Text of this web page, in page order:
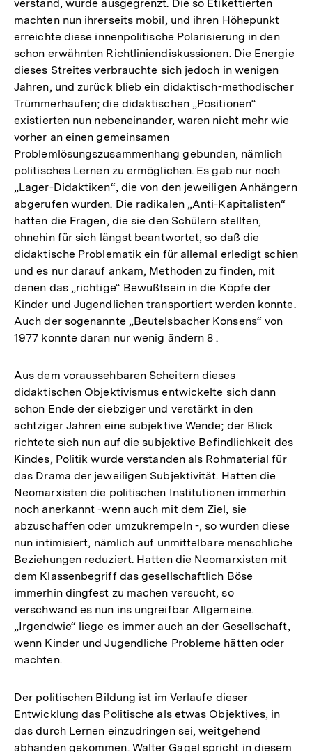
verstand, wurde ausgegrenzt. Die so Etikettierten
machten nun ihrerseits mobil, und ihren Höhepunkt
erreichte diese innenpolitische Polarisierung in den
schon erwähnten Richtliniendiskussionen. Die Energie
dieses Streites verbrauchte sich jedoch in wenigen
Jahren, und zurück blieb ein didaktisch-methodischer
Trümmerhaufen; die didaktischen „Positionen“
existierten nun nebeneinander, waren nicht mehr wie
vorher an einen gemeinsamen
Problemlösungszusammenhang gebunden, nämlich
politisches Lernen zu ermöglichen. Es gab nur noch
„Lager-Didaktiken“, die von den jeweiligen Anhängern
abgerufen wurden. Die radikalen „Anti-Kapitalisten“
hatten die Fragen, die sie den Schülern stellten,
ohnehin für sich längst beantwortet, so daß die
didaktische Problematik ein für allemal erledigt schien
und es nur darauf ankam, Methoden zu finden, mit
denen das „richtige“ Bewußtsein in die Köpfe der
Kinder und Jugendlichen transportiert werden konnte.
Auch der sogenannte „Beutelsbacher Konsens“ von
1977 konnte daran nur wenig ändern 8 .
Aus dem voraussehbaren Scheitern dieses
didaktischen Objektivismus entwickelte sich dann
schon Ende der siebziger und verstärkt in den
achtziger Jahren eine subjektive Wende; der Blick
richtete sich nun auf die subjektive Befindlichkeit des
Kindes, Politik wurde verstanden als Rohmaterial für
das Drama der jeweiligen Subjektivität. Hatten die
Neomarxisten die politischen Institutionen immerhin
noch anerkannt -wenn auch mit dem Ziel, sie
abzuschaffen oder umzukrempeln -, so wurden diese
nun intimisiert, nämlich auf unmittelbare menschliche
Beziehungen reduziert. Hatten die Neomarxisten mit
dem Klassenbegriff das gesellschaftlich Böse
immerhin dingfest zu machen versucht, so
verschwand es nun ins ungreifbar Allgemeine.
„Irgendwie“ liege es immer auch an der Gesellschaft,
wenn Kinder und Jugendliche Probleme hätten oder
machten.
Der politischen Bildung ist im Verlaufe dieser
Entwicklung das Politische als etwas Objektives, in
das durch Lernen einzudringen sei, weitgehend
abhanden gekommen. Walter Gagel spricht in diesem